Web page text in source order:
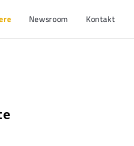
Newsroom Kontakt